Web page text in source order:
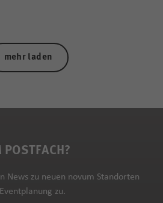
mehr laden
News zu neuen novum Standorten
zu.